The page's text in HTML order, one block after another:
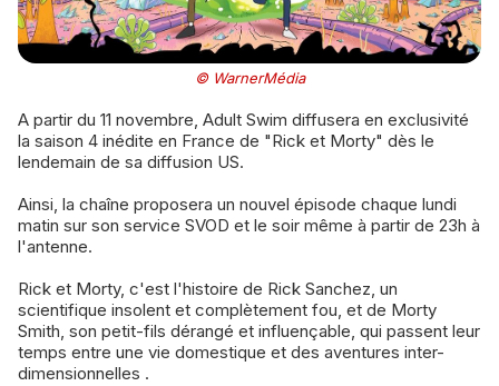
© WarnerMédia
A partir du 11 novembre, Adult Swim diffusera en exclusivité
la saison 4 inédite en France de "Rick et Morty" dès le
lendemain de sa diffusion US.
Ainsi, la chaîne proposera un nouvel épisode chaque lundi
matin sur son service SVOD et le soir même à partir de 23h à
l'antenne.
Rick et Morty, c'est l'histoire de Rick Sanchez, un
scientifique insolent et complètement fou, et de Morty
Smith, son petit-fils dérangé et influençable, qui passent leur
temps entre une vie domestique et des aventures inter-
dimensionnelles .